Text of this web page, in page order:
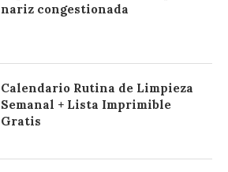
nariz congestionada
Calendario Rutina de Limpieza
Semanal + Lista Imprimible
Gratis